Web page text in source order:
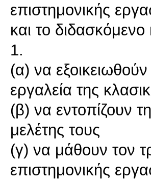
επιστημονικής
και το διδασκόμενο
1.
(α) να εξοικειωθούν
εργαλεία της
(β) να εντοπίζουν
μελέτης τους
(γ) να μάθουν τον
επιστημονικής